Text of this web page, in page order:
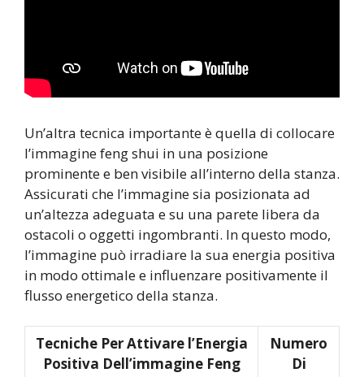
Un’altra tecnica importante è quella di collocare
l’immagine feng shui in una posizione
prominente e ben visibile all’interno della stanza.
Assicurati che l’immagine sia posizionata ad
un’altezza adeguata e su una parete libera da
ostacoli o oggetti ingombranti. In questo modo,
l’immagine può irradiare la sua energia positiva
in modo ottimale e influenzare positivamente il
flusso energetico della stanza.
Tecniche Per Attivare l’Energia
Positiva Dell’immagine Feng
Numero
Di